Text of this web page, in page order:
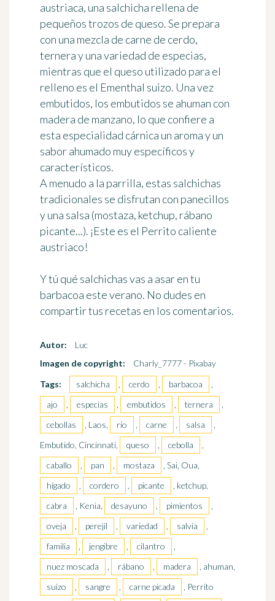
austriaca, una salchicha rellena de
pequeños trozos de queso. Se prepara
con una mezcla de carne de cerdo,
ternera y una variedad de especias,
mientras que el queso utilizado para el
relleno es el Ementhal suizo. Una vez
embutidos, los embutidos se ahuman con
madera de manzano, lo que confiere a
esta especialidad cárnica un aroma y un
saborahumado muy específicos y
característicos.
A menudo a la parrilla, estas salchichas
tradicionales se disfrutan con panecillos
y una salsa (mostaza, ketchup, rábano
picante...). ¡Este es el Perrito caliente
austriaco!
Y tú qué salchichas vas a asar en tu
barbacoa este verano. No dudes en
compartir tus recetas en los comentarios.
Autor:
Luc
Imagen de copyright:
Charly_7777 - Pixabay
Tags:
salchicha , cerdo , barbacoa
,
ajo
, especias , embutidos , ternera
,
cebollas
, Laos, río , carne , salsa
,
Embutido, Cincinnati,
queso , cebolla
,
caballo
, pan , mostaza
, Sai, Oua,
hígado
, cordero , picante
, ketchup,
cabra
, Kenia, desayuno , pimientos
,
oveja
, perejil , variedad , salvia
,
familia
, jengibre , cilantro
,
nuez moscada
, rábano , madera
, ahuman,
suizo
, sangre , carne picada
, Perrito